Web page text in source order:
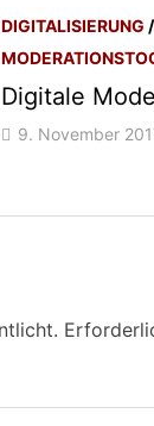
DIGITALISIERUNG /
Digitale
9. November